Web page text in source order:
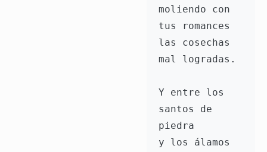
moliendo con
tus romances
las cosechas
mal logradas.
Y entre los
santos de
piedra
y los álamos